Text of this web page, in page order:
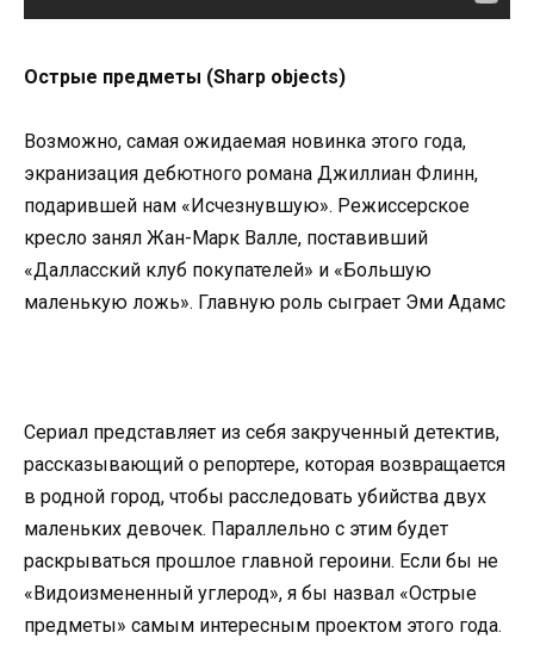
Острые предметы (Sharp objects)
Возможно, самая ожидаемая новинка этого года,
экранизация дебютного романа Джиллиан Флинн,
подарившей нам «Исчезнувшую». Режиссерское
кресло занял Жан-Марк Валле, поставивший
«Далласский клуб покупателей» и «Большую
маленькую ложь». Главную роль сыграет Эми Адамс
Сериал представляет из себя закрученный детектив,
рассказывающий о репортере, которая возвращается
в родной город, чтобы расследовать убийства двух
маленьких девочек. Параллельно с этим будет
раскрываться прошлое главной героини. Если бы не
«Видоизмененный углерод», я бы назвал «Острые
предметы» самым интересным проектом этого года.